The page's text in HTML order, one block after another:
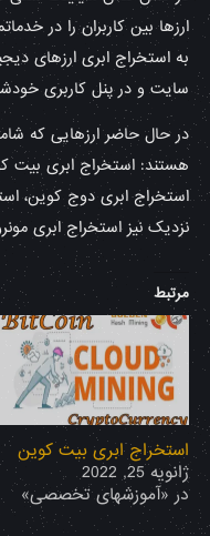
ارزها بین کاربران را در
به استخراج ابری ارزهای
سایت و در پنل کاربری
در حال حاضر ارزهایی که
هستند: استخراج ابری بیت
استخراج ابری دوج کوین،
نزدیک نیز استخراج ابری
مرتبط
استخراج ابری بیت کوین
ژانویه 25, 2022
در «آموزشهای تخصصی»